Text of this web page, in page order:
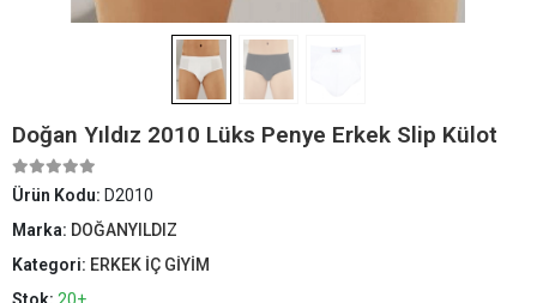
Doğan Yıldız 2010 Lüks Penye Erkek Slip Külot
Ürün Kodu: D2010
Marka: DOĞANYILDIZ
Kategori: ERKEK İÇ GİYİM